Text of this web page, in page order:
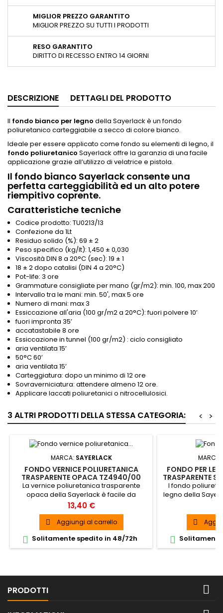
MIGLIOR PREZZO GARANTITO
MIGLIOR PREZZO SU TUTTI I PRODOTTI
RESO GARANTITO
DIRITTO DI RECESSO ENTRO 14 GIORNI
DESCRIZIONE DETTAGLI DEL PRODOTTO
Il fondo bianco per legno della Sayerlack è un fondo
poliuretanico carteggiabile a secco di colore bianco.
Ideale per essere applicato come fondo su elementi di legno, il
fondo poliuretanico Sayerlack offre la garanzia di una facile
applicazione grazie all’utilizzo di velatrice e pistola.
Il fondo bianco Sayerlack consente una
perfetta carteggiabilità ed un alto potere
riempitivo coprente.
Caratteristiche tecniche
Codice prodotto: TU0213/13
Confezione da 1Lt
Residuo solido (%): 69 ± 2
Peso specifico (kg/lt): 1,450 ± 0,030
Viscosità DIN 8 a 20°C (sec): 19 ± 1
18 ± 2 dopo catalisi (DIN 4 a 20°C)
Pot-life: 3 ore
Grammature consigliate per mano (gr/m2): min. 100, max 200
Intervallo tra le mani: min. 50', max 5 ore
Numero di mani: max 3
Essiccazione all'aria (100 gr/m2 a 20°C): fuori polvere 10’
fuori impronta 35’
accatastabile 8 ore
Essiccazione in tunnel (100 gr/m2) : ciclo consigliato
aria ventilata 15’
50°C 60’
aria ventilata 15’
Carteggiatura: dopo un minimo di 12 ore
Sovraverniciatura: attendere almeno 12 ore.
Applicare laccati poliuretanici o nitrocellulosici.
3 ALTRI PRODOTTI DELLA STESSA CATEGORIA: >
<
MARCA: SAYERLACK
FONDO VERNICE POLIURETANICA
TRASPARENTE OPACA TZ4940/00
SAYERLACK DA 1LT
La vernice poliuretanica trasparente
opaca della Sayerlack è facile da
applicare e garantisce una copertura
molto elevata.
Prezzo
13,40 €
 Aggiungi al carrello
 Solitamente spedito in 48/72h
MARCA:
FONDO PER
TRASPARENTE
l fondo
legno della


PRODOTTI 